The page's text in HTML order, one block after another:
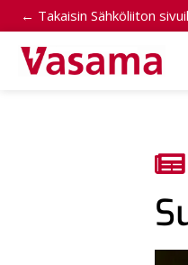
← Takaisin Sähköliiton